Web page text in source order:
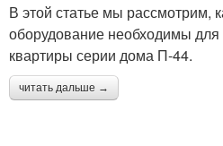
В этой статье мы рассмотрим,
оборудование необходимы
квартиры серии дома П-44.
читать дальше →